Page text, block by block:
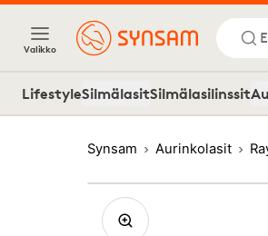
Valikko
LifestyleSilmälasitSilmälasilinssit
Synsam Aurinkolasit